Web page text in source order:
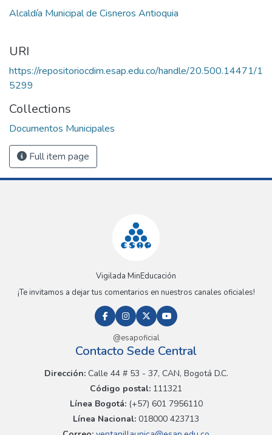
Alcaldía Municipal de Cisneros Antioquia
URI
https://repositoriocdim.esap.edu.co/handle/20.500.14471/1
5299
Collections
Documentos Municipales
Full item page
Vigilada MinEducación
¡Te invitamos a dejar tus comentarios en nuestros canales oficiales!
@esapoficial
Contacto Sede Central
Dirección:Calle 44 # 53 - 37, CAN, Bogotá D.C.
Código postal: 111321
Línea Bogotá:(+57) 601 7956110
Línea Nacional: 018000 423713